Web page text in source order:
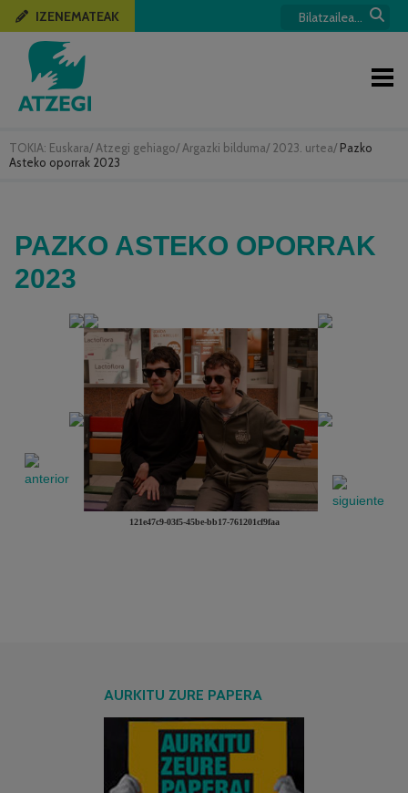
TOKIA: Euskara/ Atzegi gehiago/ Argazki bilduma/ 2023. urtea/ Pazko
Asteko oporrak 2023
IZENEMATEAK
PAZKO ASTEKO OPORRAK
2023
121e47c9-03f5-45be-bb17-761201cf9faa
AURKITU ZURE PAPERA